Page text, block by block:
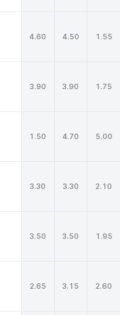
4.60 4.50 1.55
3.90 3.90 1.75
1.50 4.70 5.00
3.30 3.30 2.10
3.50 3.50 1.95
2.65 3.15 2.60